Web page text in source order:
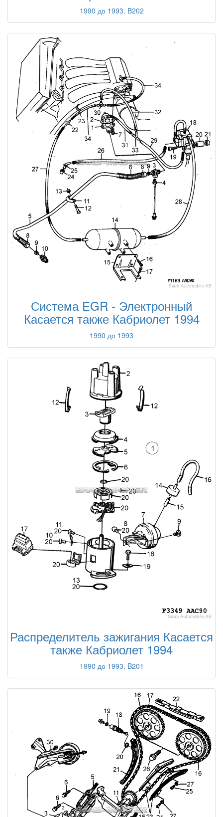
1990 до 1993, B202
Система EGR - Электронный
Касается также Кабриолет 1994
1990 до 1993
Распределитель зажигания Касается
также Кабриолет 1994
1990 до 1993, B201